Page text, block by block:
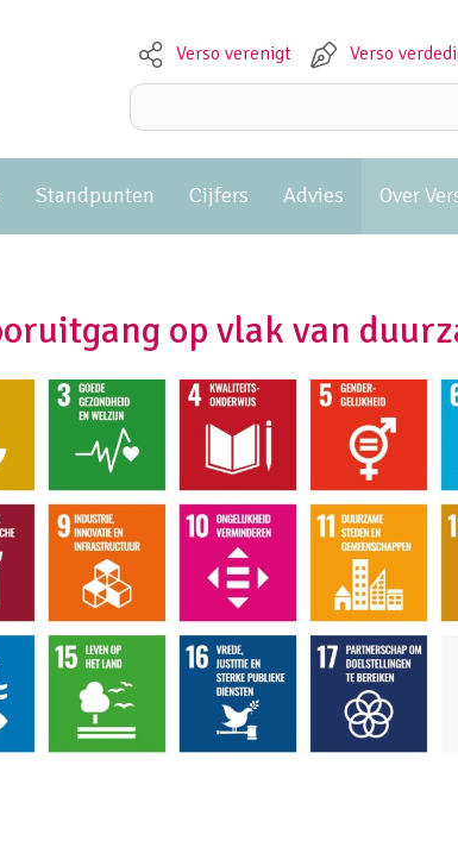
Meta navigation
Verso verenigt Verso
Zoeken:
Standpunten Cijfers Advies Over
op vlak van